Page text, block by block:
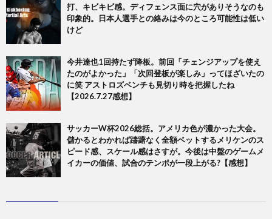
打、キビキビ感。ディフェンス面に穴がありそうなのも
印象的。日本人選手との絡みは今のところ可能性は低い
けど
今井達也1回持たず降板。前回「チェンジアップを使え
たのがよかった」「次回登板が楽しみ」ってほざいたの
に笑 アストロズベンチも見切り時を把握したね
【2026.7.27感想】
サッカーW杯2026総括。アメリカ色が濃かった大会。
儲かるとわかれば躊躇なく全額ベットするメリケンのス
ピード感、スケール感はさすが。今後は中盤のゲームメ
イカーの価値、試合のテンポが一段上がる?【感想】